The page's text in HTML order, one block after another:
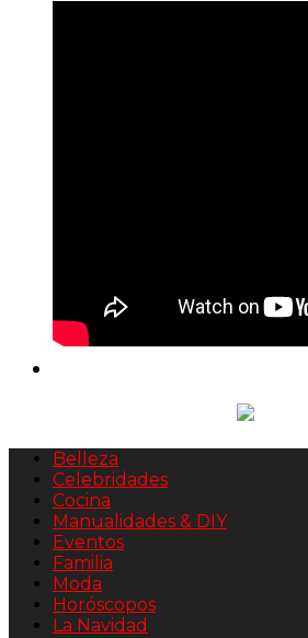
Belleza
Celebridades
Cocina
Manualidades & DIY
Eventos
Familia
Moda
Horóscopos
La Navidad